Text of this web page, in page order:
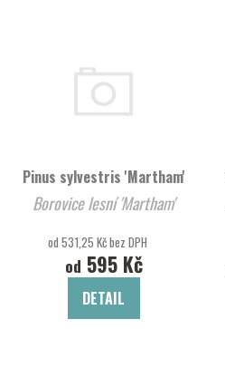
Pinus sylvestris 'Martham'
Borovice lesní 'Martham'
od 531,25 Kč bez DPH
od 595 Kč
DETAIL